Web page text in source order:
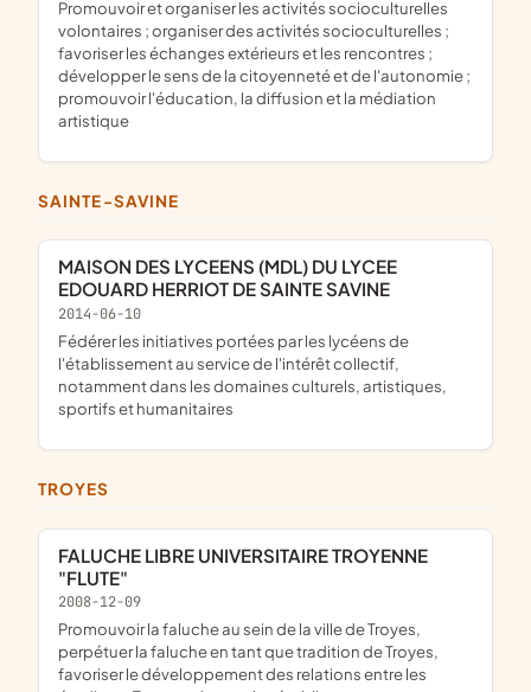
promouvoir et organiser les activités socioculturelles
volontaires ; organiser des activités socioculturelles ;
favoriser les échanges extérieurs et les rencontres ;
développer le sens de la citoyenneté et de l'autonomie ;
promouvoir l'éducation, la diffusion et la médiation
artistique
SAINTE-SAVINE
MAISON DES LYCEENS (MDL) DU LYCEE
EDOUARD HERRIOT DE SAINTE SAVINE
2014-06-10
fédérer les initiatives portées par les lycéens de
l'établissement au service de l'intérêt collectif,
notamment dans les domaines culturels, artistiques,
sportifs et humanitaires
TROYES
FALUCHE LIBRE UNIVERSITAIRE TROYENNE
"FLUTE"
2008-12-09
promouvoir la faluche au sein de la ville de Troyes,
perpétuer la faluche en tant que tradition de Troyes,
favoriser le développement des relations entre les